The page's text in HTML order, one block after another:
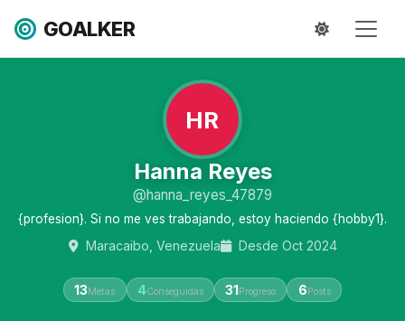
GOALKER
HR
Hanna Reyes
@hanna_reyes_47879
{profesion}. Si no me ves trabajando, estoy haciendo {hobby1}.
Maracaibo, Venezuela Desde Oct 2024
13Metas 4Conseguidas 31Progreso 6Posts